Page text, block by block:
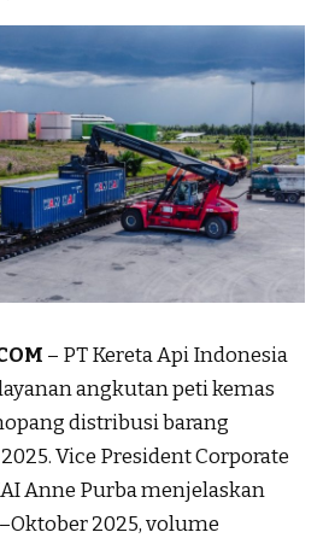
– PT Kereta Api Indonesia
angkutan peti kemas
distribusi barang
Vice President Corporate
Anne Purba menjelaskan
2025, volume